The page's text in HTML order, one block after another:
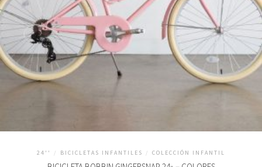
24'' / BICICLETAS INFANTILES / COLECCIÓN INFANTIL